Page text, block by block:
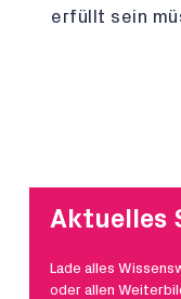
erfüllt sein
Aktuelles
Lade alles
oder allen